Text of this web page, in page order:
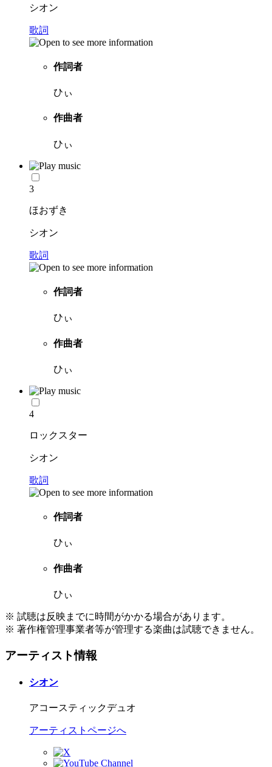
シオン
歌詞
作詞者
ひぃ
作曲者
ひぃ
3
ほおずき
シオン
歌詞
作詞者
ひぃ
作曲者
ひぃ
4
ロックスター
シオン
歌詞
作詞者
ひぃ
作曲者
ひぃ
※ 試聴は反映までに時間がかかる場合があります。
※ 著作権管理事業者等が管理する楽曲は試聴できません。
アーティスト情報
シオン
アコースティックデュオ
アーティストページへ